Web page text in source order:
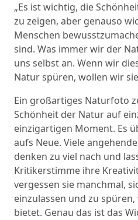
„Es ist wichtig, die
zu zeigen, aber genauso
Menschen
sind. Was immer wir der
uns selbst an. Wenn wir
Natur spüren, wollen wir
Ein großartiges Naturfoto
Schönheit der Natur auf
einzigartigen Moment. Es
aufs Neue. Viele
denken zu viel nach und
Kritikerstimme ihre
vergessen sie manchmal,
einzulassen und zu
bietet. Genau das ist das